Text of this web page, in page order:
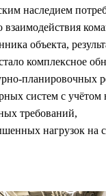
наследием
взаимодействия
объекта,
комплексное
планировочных
систем с учётом
требований,
нагрузок на